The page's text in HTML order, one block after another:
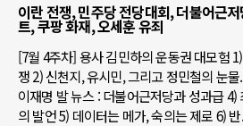
이란 전쟁, 민주당 전당대회, 더불어근
트, 쿠팡 화재, 오세훈 유죄
[7월 4주차] 용사 김민하의 운동권 대모험
쟁 2) 신천지, 유시민, 그리고 정민철의 눈
이재명 발 뉴스 : 더불어근저당과 성과급
의 발언 5) 데이터는 메가, 숙의는 제로 6) 반